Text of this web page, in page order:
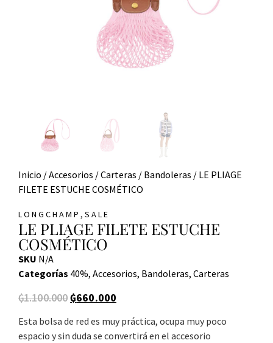
Inicio /Accesorios /Carteras / Bandoleras / LE PLIAGE
FILETE ESTUCHE COSMÉTICO
LONGCHAMP , SALE
LE PLIAGE FILETE ESTUCHE
COSMÉTICO
SKU N/A
Categorías 40%, Accesorios, Bandoleras, Carteras
₲1.100.000₲660.000
Esta bolsa de red es muy práctica, ocupa muy poco
espacio y sin duda se convertirá en el accesorio